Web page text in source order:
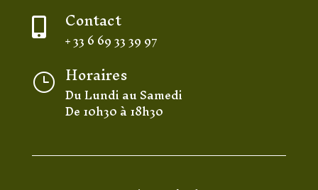
 Contact
+ 33 6 69 33 39 97
} Horaires
Du Lundi au Samedi
De 10h30 à 18h30